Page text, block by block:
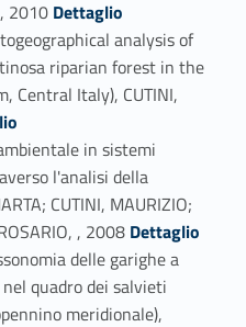
2010 Dettaglio
analysis of
riparian forest in the
Central Italy), CUTINI,
in sistemi
l'analisi della
CUTINI, MAURIZIO;
, 2008 Link identifier #identifier_person_195703-51
Dettaglio
delle garighe a
quadro dei salvieti
meridionale),